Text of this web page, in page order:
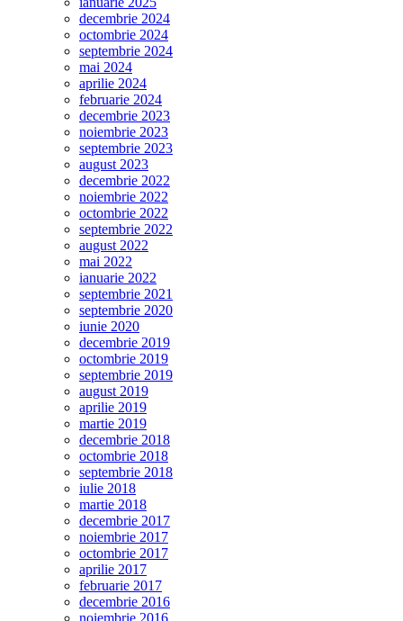
decembrie 2024
octombrie 2024
septembrie 2024
mai 2024
aprilie 2024
februarie 2024
decembrie 2023
noiembrie 2023
septembrie 2023
august 2023
decembrie 2022
noiembrie 2022
octombrie 2022
septembrie 2022
august 2022
mai 2022
ianuarie 2022
septembrie 2021
septembrie 2020
iunie 2020
decembrie 2019
octombrie 2019
septembrie 2019
august 2019
aprilie 2019
martie 2019
decembrie 2018
octombrie 2018
septembrie 2018
iulie 2018
martie 2018
decembrie 2017
noiembrie 2017
octombrie 2017
aprilie 2017
februarie 2017
decembrie 2016